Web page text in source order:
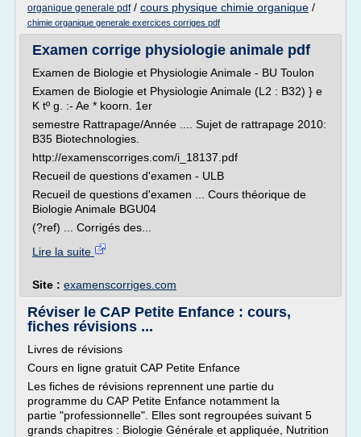
organique generale pdf/ cours physique chimie organique /
chimie organique generale exercices corriges pdf
Examen corrige physiologie animale pdf
Examen de Biologie et Physiologie Animale - BU Toulon
Examen de Biologie et Physiologie Animale (L2 : B32) } e
K tº g. :- Ae * koorn. 1er
semestre Rattrapage/Année .... Sujet de rattrapage 2010:
B35 Biotechnologies.
http://examenscorriges.com/i_18137.pdf
Recueil de questions d'examen - ULB
Recueil de questions d'examen ... Cours théorique de
Biologie Animale BGU04
(?ref) ... Corrigés des...
Lire la suite
Site : examenscorriges.com
Réviser le CAP Petite Enfance : cours,
fiches révisions ...
Livres de révisions
Cours en ligne gratuit CAP Petite Enfance
Les fiches de révisions reprennent une partie du
programme du CAP Petite Enfance notamment la
partie "professionnelle". Elles sont regroupées suivant 5
grands chapitres : Biologie Générale et appliquée, Nutrition